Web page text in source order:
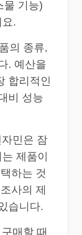
물 기능)
.
의 종류,
. 예산을
합리적인
비 성능
민은 잠
제품이
하는 것
사의 제
습니다.
매할 때